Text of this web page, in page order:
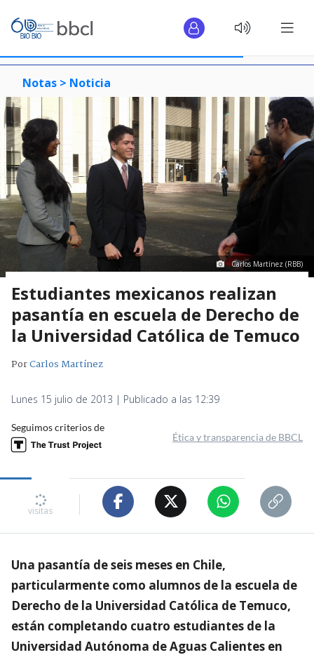
Notas > Noticia
Carlos Martínez (RBB)
Estudiantes mexicanos realizan
pasantía en escuela de Derecho de
la Universidad Católica de Temuco
PorCarlos Martínez
Lunes 15 julio de 2013 | Publicado a las 12:39
Seguimos criterios de
Ética y transparencia de BBCL
visitas
Una pasantía de seis meses en Chile,
particularmente como alumnos de la escuela de
Derecho de la Universidad Católica de Temuco,
están completando cuatro estudiantes de la
Universidad Autónoma de Aguas Calientes en